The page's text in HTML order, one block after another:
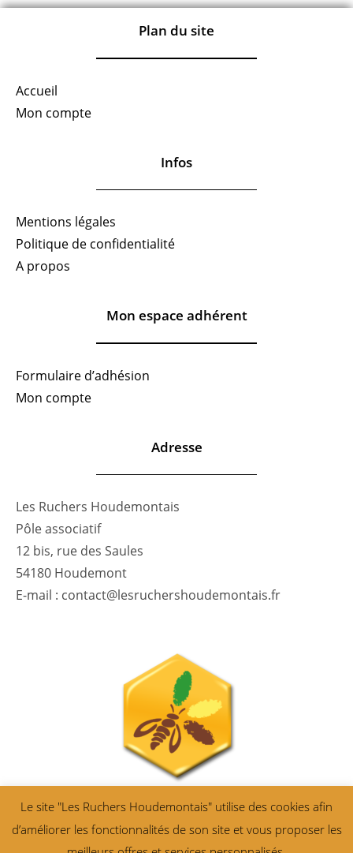
Plan du site
Accueil
Mon compte
Infos
Mentions légales
Politique de confidentialité
A propos
Mon espace adhérent
Formulaire d’adhésion
Mon compte
Adresse
Les Ruchers Houdemontais
Pôle associatif
12 bis, rue des Saules
54180 Houdemont
E-mail : contact@lesruchershoudemontais.fr
Le site "Les Ruchers Houdemontais" utilise des cookies afin
d’améliorer les fonctionnalités de son site et vous proposer les